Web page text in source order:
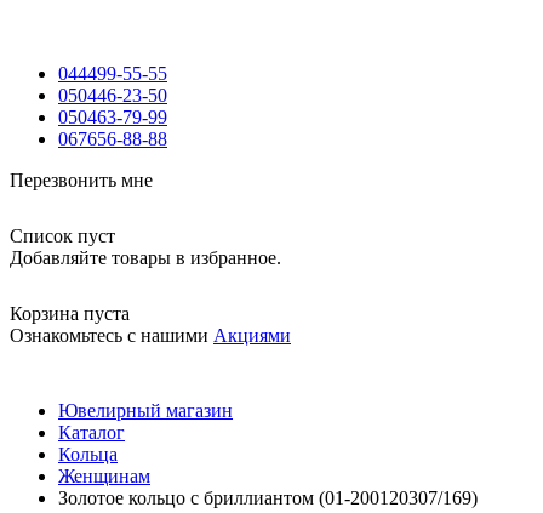
044499-55-55
050446-23-50
050463-79-99
067656-88-88
Перезвонить мне
Список пуст
Добавляйте товары в избранное.
Корзина пуста
Ознакомьтесь с нашими Акциями
Ювелирный магазин
Каталог
Кольца
Женщинам
Золотое кольцо с бриллиантом (01-200120307/169)